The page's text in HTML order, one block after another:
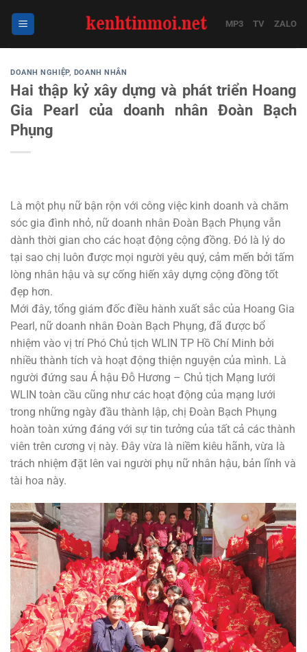
MP3 TV ZALO
DOANH NGHIỆP, DOANH NHÂN
Hai thập kỷ xây dựng và phát triển Hoang
Gia Pearl của doanh nhân Đoàn Bạch
Phụng
Là một phụ nữ bận rộn với công việc kinh doanh và chăm
sóc gia đình nhỏ, nữ doanh nhân Đoàn Bạch Phụng vẫn
dành thời gian cho các hoạt động cộng đồng. Đó là lý do
tại sao chị luôn được mọi người yêu quý, cảm mến bởi tấm
lòng nhân hậu và sự cống hiến xây dựng cộng đồng tốt
đẹp hơn.
Mới đây, tổng giám đốc điều hành xuất sắc của Hoang Gia
Pearl, nữ doanh nhân Đoàn Bạch Phụng, đã được bổ
nhiệm vào vị trí Phó Chủ tịch WLIN TP Hồ Chí Minh bởi
nhiều thành tích và hoạt động thiện nguyện của mình. Là
người đứng sau Á hậu Đỗ Hương – Chủ tịch Mạng lưới
WLIN toàn cầu cũng như các hoạt động của mạng lưới
trong những ngày đầu thành lập, chị Đoàn Bạch Phụng
hoàn toàn xứng đáng với sự tin tưởng của tất cả các thành
viên trên cương vị này. Đây vừa là niềm kiêu hãnh, vừa là
trách nhiệm đặt lên vai người phụ nữ nhân hậu, bản lĩnh và
tài hoa này.